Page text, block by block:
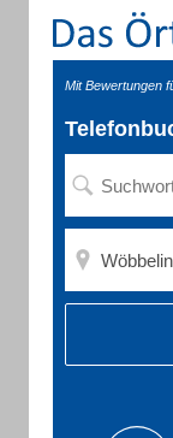
Mit Bewertungen